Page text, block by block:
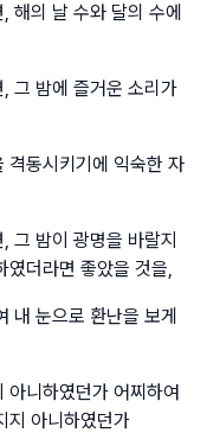
해의 날 수와 달의 수에
그 밤에 즐거운 소리가
격동시키기에 익숙한 자
그 밤이 광명을 바랄지
였더라면 좋았을 것을,
내 눈으로 환난을 보게
아니하였던가 어찌하여
지 아니하였던가